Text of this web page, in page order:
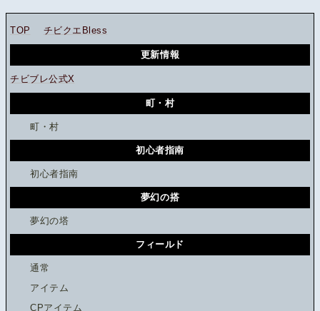
TOP チビクエBless
更新情報
チビブレ公式X
町・村
町・村
初心者指南
初心者指南
夢幻の搭
夢幻の塔
フィールド
通常
アイテム
CPアイテム